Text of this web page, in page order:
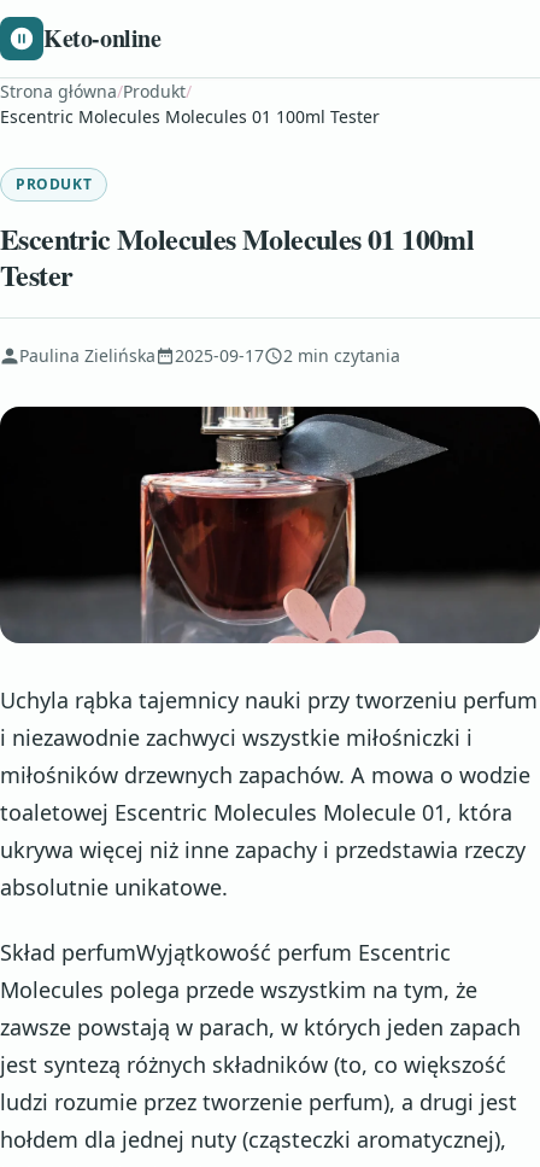
Keto-online
Strona główna/Produkt/
Escentric Molecules Molecules 01 100ml Tester
PRODUKT
Escentric Molecules Molecules 01 100ml
Tester
Paulina Zielińska 2025-09-17 2 min czytania
Uchyla rąbka tajemnicy nauki przy tworzeniu perfum
i niezawodnie zachwyci wszystkie miłośniczki i
miłośników drzewnych zapachów. A mowa o wodzie
toaletowej Escentric Molecules Molecule 01, która
ukrywa więcej niż inne zapachy i przedstawia rzeczy
absolutnie unikatowe.
Skład perfumWyjątkowość perfum Escentric
Molecules polega przede wszystkim na tym, że
zawsze powstają w parach, w których jeden zapach
jest syntezą różnych składników (to, co większość
ludzi rozumie przez tworzenie perfum), a drugi jest
hołdem dla jednej nuty (cząsteczki aromatycznej),